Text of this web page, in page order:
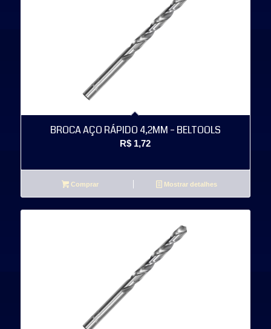
BROCA AÇO RÁPIDO 4,2MM – BELTOOLS
R$ 1,72
Comprar Mostrar detalhes